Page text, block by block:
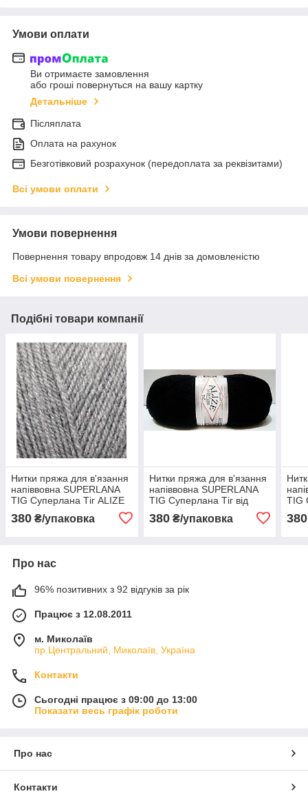
Умови оплати
Ви отримаєте замовлення
або гроші повернуться на вашу картку
Детальніше
Післяплата
Оплата на рахунок
Безготівковий розрахунок (передоплата за реквізитами)
Всі умови оплати
Умови повернення
Повернення товару впродовж 14 днів за домовленістю
Всі умови повернення
Подібні товари компанії
Нитки пряжа для в'язання
напіввовна SUPERLANA
TIG Суперлана Тіг ALIZE
Алізе № 21 сірий меланж
380 ₴/упаковка
Нитки пряжа для в'язання
напіввовна SUPERLANA
TIG Суперлана Тіг від
ALIZE Алізе № 60 - чорний
380₴/упаковка
TIG
380
Про нас
96% позитивних з 92 відгуків за рік
Працює з 12.08.2011
м. Миколаїв
пр.Центральний, Миколаїв, Україна
Контакти
Сьогодні працює з 09:00 до 13:00
Показати весь графік роботи
Про нас
Контакти